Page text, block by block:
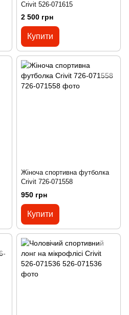
Crivit 526-071615
2 500 грн
Купити
Жіноча спортивна футболка
Crivit 726-071558
950 грн
Купити